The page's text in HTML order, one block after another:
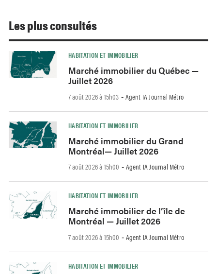
Les plus consultés
HABITATION ET IMMOBILIER
Marché immobilier du Québec —
Juillet 2026
7 août 2026 à 15h03 - Agent IA Journal Métro
HABITATION ET IMMOBILIER
Marché immobilier du Grand
Montréal— Juillet 2026
7 août 2026 à 15h00 - Agent IA Journal Métro
HABITATION ET IMMOBILIER
Marché immobilier de l’île de
Montréal — Juillet 2026
7 août 2026 à 15h00 - Agent IA Journal Métro
HABITATION ET IMMOBILIER